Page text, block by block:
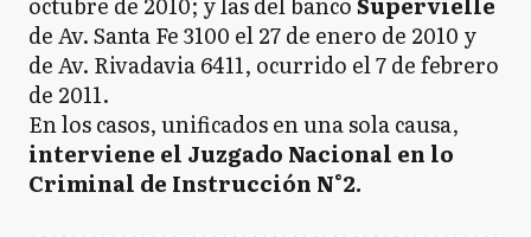
de Av. Santa Fe 3100 el 27 de enero de 2010 y
de Av. Rivadavia 6411, ocurrido el 7 de febrero
de 2011.
En los casos, unificados en una sola causa,
interviene el Juzgado Nacional en lo
Criminal de Instrucción N°2.